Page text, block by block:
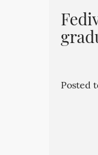
Posted